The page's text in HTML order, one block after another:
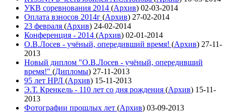
УКВ соревнования 2014 (Архив) 02-03-2014
Оплата взносов 2014г (Архив) 27-02-2014
23 февраля (Архив) 24-02-2014
Конференция - 2014 (Архив) 02-01-2014
О.В.Лосев - учёный, опередивший время! (Архив) 27-11-
2013
Новый диплом "О.В.Лосев - учёный, опередивший
время!" (Дипломы) 27-11-2013
95 лет НРЛ (Архив) 15-11-2013
Э.Т. Кренкель - 110 лет со дня рождения (Архив) 15-11-
2013
Фотографии прошлых лет (Архив) 03-09-2013